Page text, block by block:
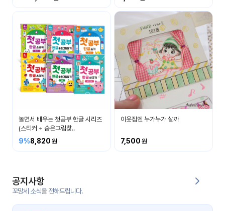
공지
사항
이벤
트
들의
이야
게시
판
그
놀면서 배우는 첫공부 한글 시리즈
(스티커 + 숨은그림찾..
9%8,820
이웃집엔 누가누가 살까
7,500
공지사항
꼬망세 소식을 전해드립니다.